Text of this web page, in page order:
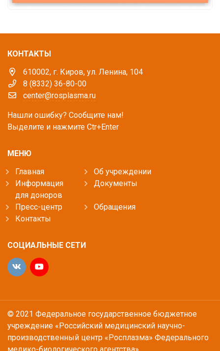
КОНТАКТЫ
610002, г. Киров, ул. Ленина, 104
8 (8332) 36-80-00
center@rosplasma.ru
Нашли ошибку? Сообщите нам!
Выделите и нажмите Ctr+Enter
МЕНЮ
Главная
Об учреждении
Информация
для доноров
Документы
Пресс-центр
Обращения
Контакты
СОЦИАЛЬНЫЕ СЕТИ
© 2021 Федеральное государственное бюджетное
учреждение «Российский медицинский научно-
производственный центр «Росплазма» Федерального
медико-биологического агентства»